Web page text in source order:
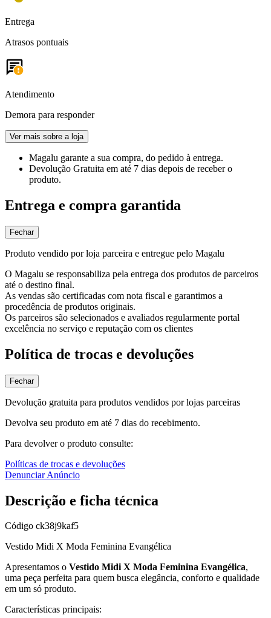
Entrega
Atrasos pontuais
Atendimento
Demora para responder
Ver mais sobre a loja
Magalu garante a sua compra, do pedido à entrega.
Devolução Gratuita em até 7 dias depois de receber o
produto.
Entrega e compra garantida
Fechar
Produto vendido por loja parceira e entregue pelo Magalu
O Magalu se responsabiliza pela entrega dos produtos de parceiros
até o destino final.
As vendas são certificadas com nota fiscal e garantimos a
procedência de produtos originais.
Os parceiros são selecionados e avaliados regularmente portal
excelência no serviço e reputação com os clientes
Política de trocas e devoluções
Fechar
Devolução gratuita para produtos vendidos por lojas parceiras
Devolva seu produto em até 7 dias do recebimento.
Para devolver o produto consulte:
Políticas de trocas e devoluções
Denunciar Anúncio
Descrição e ficha técnica
Código ck38j9kaf5
Vestido Midi X Moda Feminina Evangélica
Apresentamos o Vestido Midi X Moda Feminina Evangélica,
uma peça perfeita para quem busca elegância, conforto e qualidade
em um só produto.
Características principais: